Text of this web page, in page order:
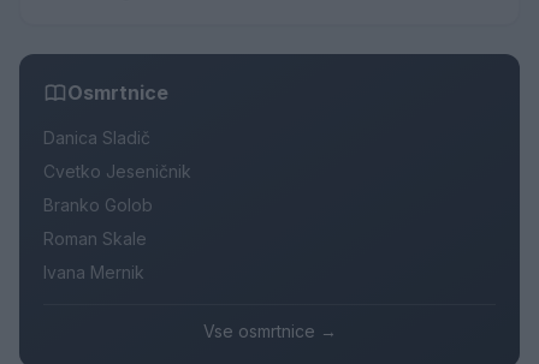
Osmrtnice
Danica Sladič
Cvetko Jeseničnik
Branko Golob
Roman Skale
Ivana Mernik
Vse osmrtnice →